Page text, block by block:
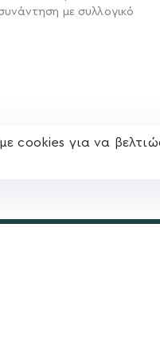
με συλλογικό
Νέα
cookies για να